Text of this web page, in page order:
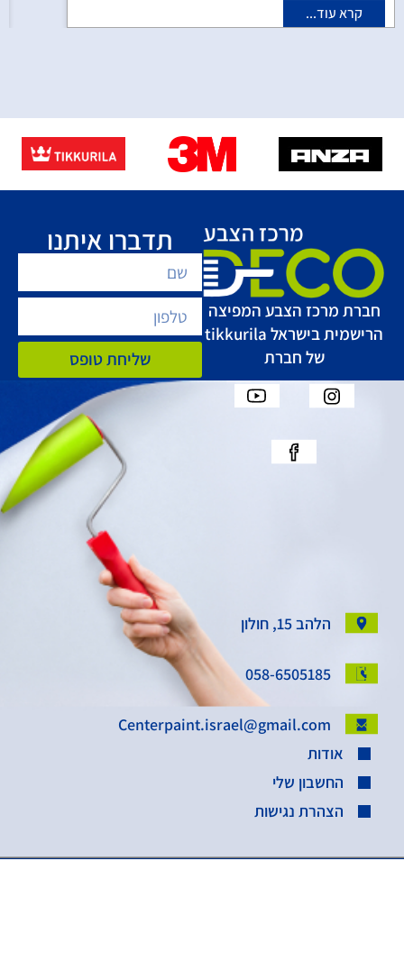
קרא עוד...
הלהב 15, חולון
058-6505185
Centerpaint.israel@gmail.com
אודות
החשבון שלי
הצהרת נגישות
תדברו איתנו
שליחת טופס
חברת מרכז הצבע המפיצה
הרישמית בישראל tikkurila
של חברת